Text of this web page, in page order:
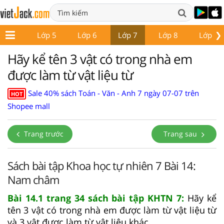
❯
4 Lớp 5 Lớp 6 Lớp 7 Lớp 8 Lớp 9
Hãy kể tên 3 vật có trong nhà em
được làm từ vật liệu từ
HOT
Sale 40% sách Toán - Văn - Anh 7 ngày 07-07 trên
Shopee mall
Trang trước Trang sau
Sách bài tập Khoa học tự nhiên 7 Bài 14:
Nam châm
Bài 14.1 trang 34 sách bài tập KHTN 7: Hãy kể
tên 3 vật có trong nhà em được làm từ vật liệu từ